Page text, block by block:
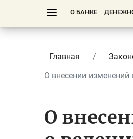
О БАНКЕ
Главная
О внесении изменений
О